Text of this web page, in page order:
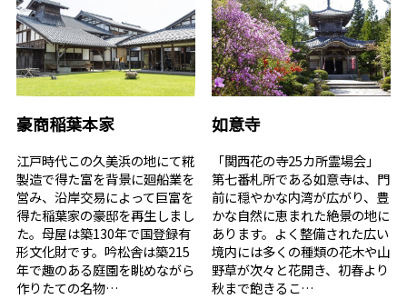
豪商稲葉本家
江戸時代この久美浜の地にて糀
製造で得た富を背景に廻船業を
営み、沿岸交易によって巨富を
得た稲葉家の豪邸を再生しまし
た。母屋は築130年で国登録有
形文化財です。吟松舎は築215
年で趣のある庭園を眺めながら
作りたての名物…
如意寺
「関西花の寺25カ所霊場会」
第七番札所である如意寺は、門
前に穏やかな内湾が広がり、豊
かな自然に恵まれた絶景の地に
あります。よく整備された広い
境内には多くの種類の花木や山
野草が次々と花開き、初春より
秋まで飽きるこ…